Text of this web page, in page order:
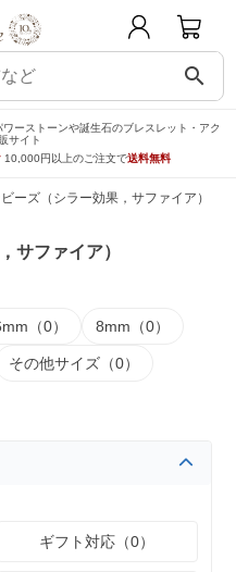
search
ーストーンや誕生石のブレスレット・アク
サイト
10,000円以上のご注文で送料無料
ーズ（シラー効果，サファイア）
サファイア）
（0） 8mm（0）
その他サイズ（0）
ギフト対応（0）